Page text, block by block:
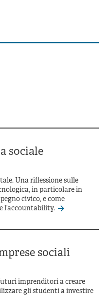
sociale
Una riflessione sulle
in particolare in
civico, e come
l’accountability.
sociali
imprenditori a creare
gli studenti a investire